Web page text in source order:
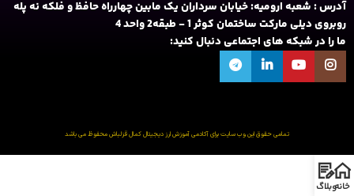
آدرس : شعبه ارومیه: خیابان سرداران یک مابین چهارراه حافظ و فلکه نه پله
روبروی دیلی مارکت ساختمان کوثر 1 - طبقه2 واحد 4
ما را در شبکه های اجتماعی دنبال کنید:
تمامی حقوق این وب سایت برای آکادمی آموزش ارز دیجیتال کمال قزلباش محفوظ می باشد
خانهوبلاگ